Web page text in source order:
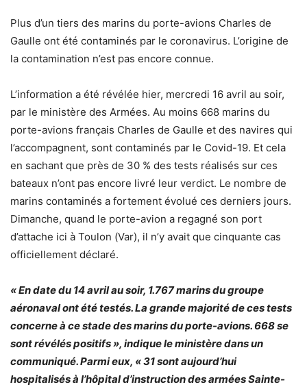
Plus d’un tiers des marins du porte-avions Charles de
Gaulle ont été contaminés par le coronavirus. L’origine de
la contamination n’est pas encore connue.
L’information a été révélée hier, mercredi 16 avril au soir,
par le ministère des Armées. Au moins 668 marins du
porte-avions français Charles de Gaulle et des navires qui
l’accompagnent, sont contaminés par le Covid-19. Et cela
en sachant que près de 30 % des tests réalisés sur ces
bateaux n’ont pas encore livré leur verdict. Le nombre de
marins contaminés a fortement évolué ces derniers jours.
Dimanche, quand le porte-avion a regagné son port
d’attache ici à Toulon (Var), il n’y avait que cinquante cas
officiellement déclaré.
« En date du 14 avril au soir, 1.767 marins du groupe
aéronaval ont été testés. La grande majorité de ces tests
concerne à ce stade des marins du porte-avions. 668 se
sont révélés positifs », indique le ministère dans un
communiqué. Parmi eux, « 31 sont aujourd’hui
hospitalisés à l’hôpital d’instruction des armées Sainte-